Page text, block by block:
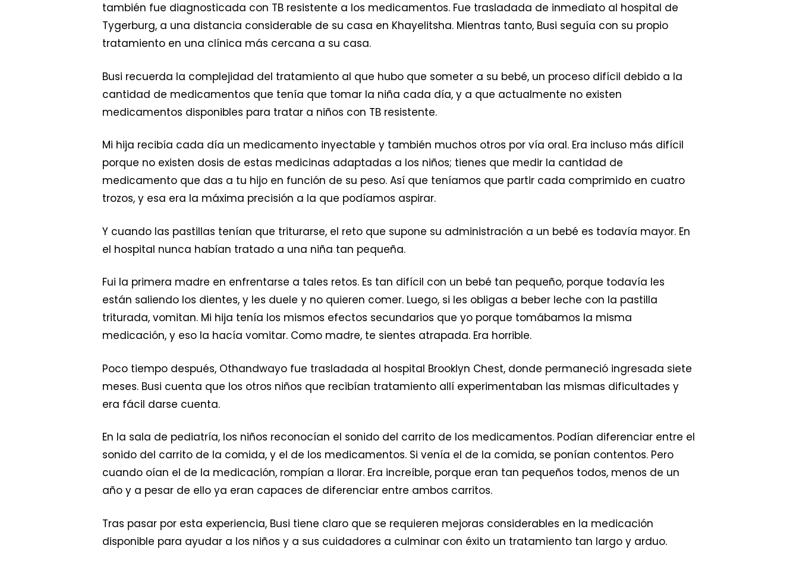
también fue diagnosticada con TB resistente a los medicamentos. Fue trasladada de inmediato al hospital de
Tygerburg, a una distancia considerable de su casa en Khayelitsha. Mientras tanto, Busi seguía con su propio
tratamiento en una clínica más cercana a su casa.
Busi recuerda la complejidad del tratamiento al que hubo que someter a su bebé, un proceso difícil debido a la
cantidad de medicamentos que tenía que tomar la niña cada día, y a que actualmente no existen
medicamentos disponibles para tratar a niños con TB resistente.
Mi hija recibía cada día un medicamento inyectable y también muchos otros por vía oral. Era incluso más difícil
porque no existen dosis de estas medicinas adaptadas a los niños; tienes que medir la cantidad de
medicamento que das a tu hijo en función de su peso. Así que teníamos que partir cada comprimido en cuatro
trozos, y esa era la máxima precisión a la que podíamos aspirar.
Y cuando las pastillas tenían que triturarse, el reto que supone su administración a un bebé es todavía mayor. En
el hospital nunca habían tratado a una niña tan pequeña.
Fui la primera madre en enfrentarse a tales retos. Es tan difícil con un bebé tan pequeño, porque todavía les
están saliendo los dientes, y les duele y no quieren comer. Luego, si les obligas a beber leche con la pastilla
triturada, vomitan. Mi hija tenía los mismos efectos secundarios que yo porque tomábamos la misma
medicación, y eso la hacía vomitar. Como madre, te sientes atrapada. Era horrible.
Poco tiempo después, Othandwayo fue trasladada al hospital Brooklyn Chest, donde permaneció ingresada siete
meses. Busi cuenta que los otros niños que recibían tratamiento allí experimentaban las mismas dificultades y
era fácil darse cuenta.
En la sala de pediatría, los niños reconocían el sonido del carrito de los medicamentos. Podían diferenciar entre el
sonido del carrito de la comida, y el de los medicamentos. Si venía el de la comida, se ponían contentos. Pero
cuando oían el de la medicación, rompían a llorar. Era increíble, porque eran tan pequeños todos, menos de un
año y a pesar de ello ya eran capaces de diferenciar entre ambos carritos.
Tras pasar por esta experiencia, Busi tiene claro que se requieren mejoras considerables en la medicación
disponible para ayudar a los niños y a sus cuidadores a culminar con éxito un tratamiento tan largo y arduo.